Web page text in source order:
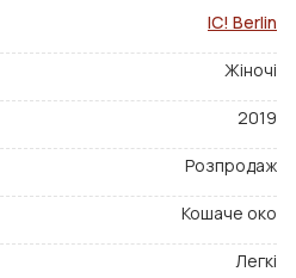
IC! Berlin
Жіночі
2019
Розпродаж
Кошаче око
Легкі